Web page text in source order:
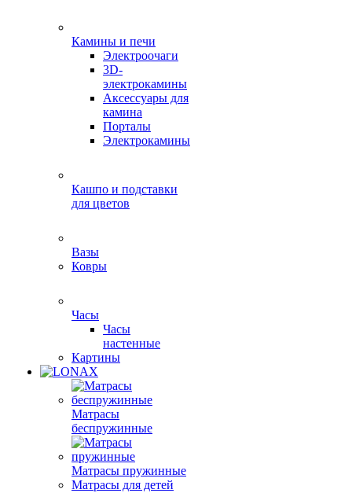
Камины и печи
Электроочаги
3D-
электрокамины
Аксессуары для
камина
Порталы
Электрокамины
Кашпо и подставки
для цветов
Вазы
Ковры
Часы
Часы
настенные
Картины
Матрасы
беспружинные
Матрасы пружинные
Матрасы для детей